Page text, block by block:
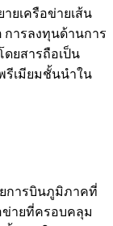
ยเครือข่ายเส้น
ารลงทุนด้านการ
ยสารถือเป็น
รีเมียมชั้นนำใน
การบินภูมิภาคที่
ข่ายที่ครอบคลุม